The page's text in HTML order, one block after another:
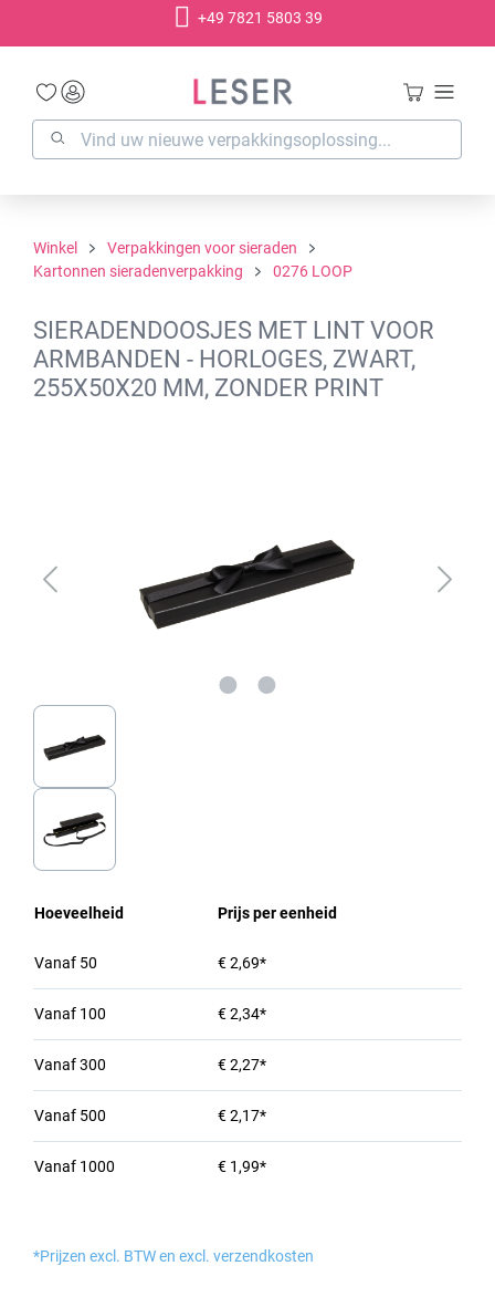
+49 7821 5803 39
Winkel
Verpakkingen voor sieraden
Kartonnen sieradenverpakking
0276 LOOP
SIERADENDOOSJES MET LINT VOOR
ARMBANDEN - HORLOGES, ZWART,
255X50X20 MM, ZONDER PRINT
Hoeveelheid Prijs per eenheid
Vanaf 50 € 2,69*
Vanaf 100 € 2,34*
Vanaf300 € 2,27*
Vanaf 500 € 2,17*
Vanaf 1000 € 1,99*
*Prijzen excl. BTW en excl. verzendkosten